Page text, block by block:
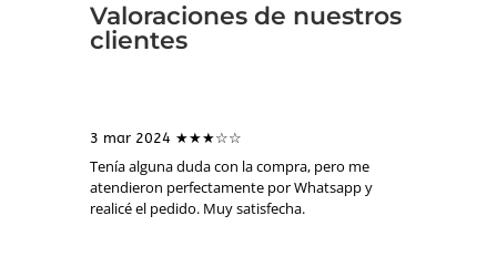
Valoraciones de nuestros
clientes
3 mar 2024 ★★★☆☆
Tenía alguna duda con la compra, pero me
atendieron perfectamente por Whatsapp y
realicé el pedido. Muy satisfecha.